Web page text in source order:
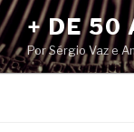
Pular
para
o
conteúdo
+ DE 50
Por Sérgio Vaz e